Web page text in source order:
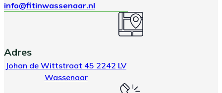
info@fitinwassenaar.nl
Adres
Johan de Wittstraat 45 2242 LV
Wassenaar